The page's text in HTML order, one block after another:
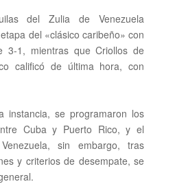
del Zulia de Venezuela
del «clásico caribeño» con
3-1, mientras que Criollos de
calificó de última hora, con
instancia, se programaron los
Cuba y Puerto Rico, y el
sin embargo, tras
y criterios de desempate, se